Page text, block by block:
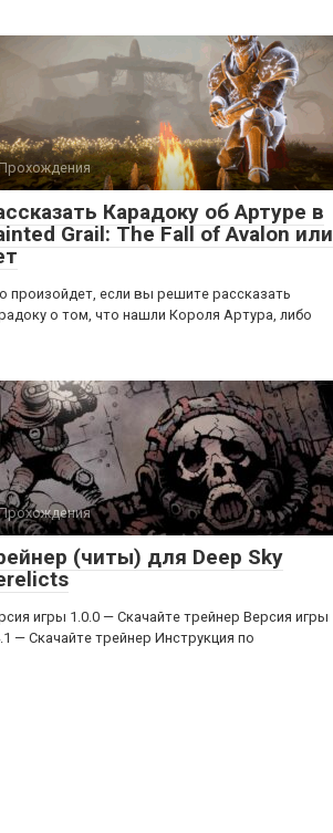
Прохождения
Карадоку об Артуре в
Grail: The Fall of Avalon или
произойдет, если вы решите рассказать
о том, что нашли Короля Артура, либо
(читы) для Deep Sky
игры 1.0.0 — Скачайте трейнер Версия игры
— Скачайте трейнер Инструкция по